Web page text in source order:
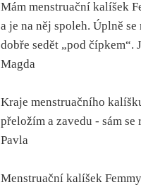
Mám menstruační kalíšek
a je na něj spoleh. Úplně
dobře sedět „pod čípkem“.
Magda
Kraje menstruačního
přeložím a zavedu - sám se
Pavla
Menstruační kalíšek